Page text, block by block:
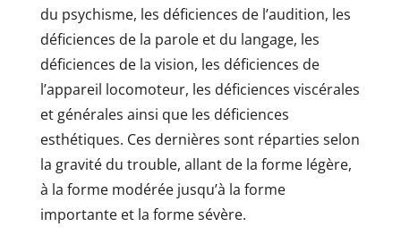
du psychisme, les déficiences de l’audition, les
déficiences de la parole et du langage, les
déficiences de la vision, les déficiences de
l’appareil locomoteur, les déficiences viscérales
et générales ainsi que les déficiences
esthétiques. Ces dernières sont réparties selon
la gravité du trouble, allant de la forme légère,
à la forme modérée jusqu’à la forme
importante et la forme sévère.